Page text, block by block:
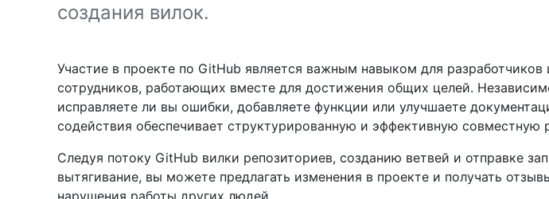
создания вилок.
Участие в проекте по GitHub является важным навыком для разработчиков
сотрудников, работающих вместе для достижения общих целей.
исправляете ли вы ошибки, добавляете функции или улучшаете
содействия обеспечивает структурированную и эффективную совместную
Следуя потоку GitHub вилки репозиториев, созданию ветвей и отправке
вытягивание, вы можете предлагать изменения в проекте и получать
нарушения работы других людей.